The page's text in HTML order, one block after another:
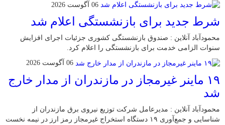
06 آگوست 2026
شرط جدید برای بازنشستگی اعلام شد
محمودآباد آنلاین : صندوق بازنشستگی کشوری جزئیات اجرای افزایش
سنوات الزامی خدمت برای بازنشستگی را اعلام کرد.
06 آگوست 2026
۱۹ ماینر غیرمجاز در مازندران از مدار خارج
شد
محمودآباد آنلاین : مدیرعامل شرکت توزیع نیروی برق مازندران از
شناسایی و جمع‌آوری ۱۹ دستگاه استخراج غیرمجاز رمز ارز در نیمه نخست